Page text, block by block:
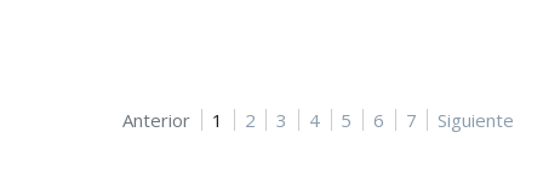
Anterior 1 2 3 4 5 6 7 Siguiente